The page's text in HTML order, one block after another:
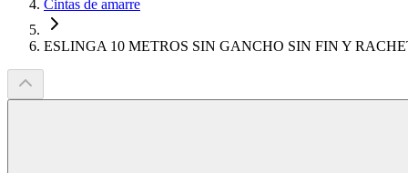
Cintas de amarre
ESLINGA 10 METROS SIN GANCHO SIN FIN Y